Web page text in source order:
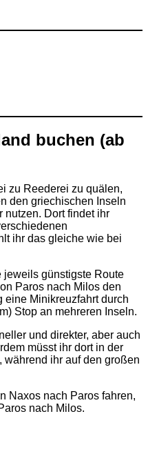
buchen (ab
zu Reederei zu quälen,
den griechischen Inseln
nutzen. Dort findet ihr
ihr das gleiche wie bei
jeweils günstigste Route
Paros nach Milos den
eine Minikreuzfahrt durch
Stop an mehreren Inseln.
und direkter, aber auch
müsst ihr dort in der
während ihr auf den großen
Naxos nach Paros fahren,
nach Milos.